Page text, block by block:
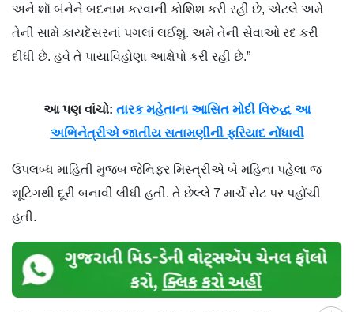
અને શૉ બંનેને બદનામ કરવાની કોશિશ કરી રહી છે, એટલે અમે
તેની સામે કાયદેસરનાં પગલાં લઈશું. અમે તેની સેવાઓ રદ કરી
દીધી છે. હવે તે પાયાવિહોણા આક્ષેપો કરી રહી છે.”
આ પણ વાંચો: તારક મહેતાના આસિત મોદી વિરુદ્ધ આ
અભિનેત્રીએ જાતીય સતામણીની ફરિયાદ નોંધાવી
ઉપલબ્ધ માહિતી મુજબ જેનિફર મિસ્ત્રીએ બે મહિના પહેલા જ
શૂટિંગથી દૂરી બનાવી લીધી હતી. તે છેલ્લે 7 માર્ચે સેટ પર પહોંચી
હતી.